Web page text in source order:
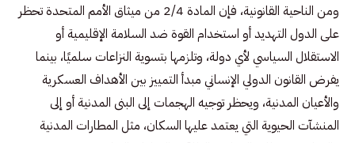
ومن الناحية القانونية، فإن المادة 2/4 من ميثاق الأمم المتحدة تحظر
على الدول التهديد أو استخدام القوة ضد السلامة الإقليمية أو
الاستقلال السياسي لأي دولة، وتلزمها بتسوية النزاعات سلميًا، بينما
يفرض القانون الدولي الإنساني مبدأ التمييز بين الأهداف العسكرية
والأعيان المدنية، ويحظر توجيه الهجمات إلى البنى المدنية أو إلى
المنشآت الحيوية التي يعتمد عليها السكان، مثل المطارات المدنية